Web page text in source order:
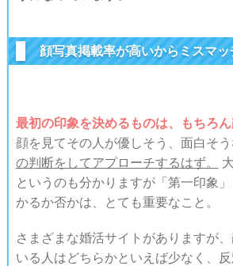
顔写真掲載率が高いからミスマッ
最初の印象を決めるものは、もちろん
顔を見てその人が優しそう、面白そ
の判断をしてアプローチするはず。
というのも分かりますが「第一印象
かるか否かは、とても重要なこと。
さまざまな婚活サイトがありますが
いる人はどちらかといえば少なく、反